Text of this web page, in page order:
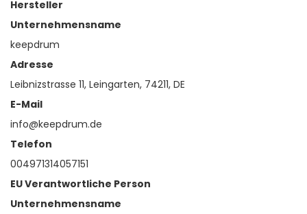
Hersteller
Unternehmensname
keepdrum
Adresse
Leibnizstrasse 11, Leingarten, 74211, DE
E-Mail
info@keepdrum.de
Telefon
004971314057151
EU Verantwortliche Person
Unternehmensname